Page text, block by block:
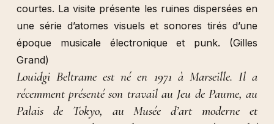
courtes. La visite présente les ruines dispersées en
une série d’atomes visuels et sonores tirés d’une
époque musicale électronique et punk. (Gilles
Grand)
Louidgi Beltrame est né en 1971 à Marseille. Il a
récemment présenté son travail au Jeu de Paume, au
Palais de Tokyo, au Musée d’art moderne et